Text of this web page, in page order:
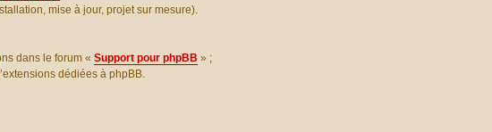
mise à jour, projet sur mesure).
dans le forum « Support pour phpBB » ;
dédiées à phpBB.